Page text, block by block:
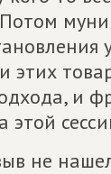
этих
и
этой
не